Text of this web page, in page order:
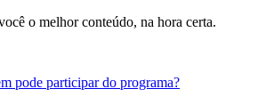
o melhor conteúdo, na hora certa.
pode participar do programa?